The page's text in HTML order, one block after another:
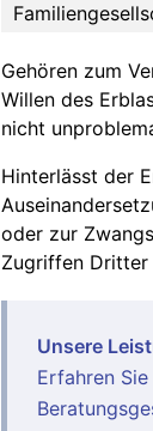
Gehören zum
Willen des
nicht
Hinterlässt der
oder zur
Zugriffen Dritter
Unsere
Erfahren